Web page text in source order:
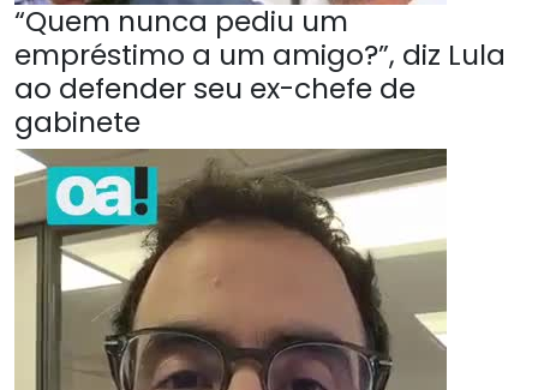
“Quem nunca pediu um
empréstimo a um amigo?”, diz Lula
ao defender seu ex-chefe de
gabinete